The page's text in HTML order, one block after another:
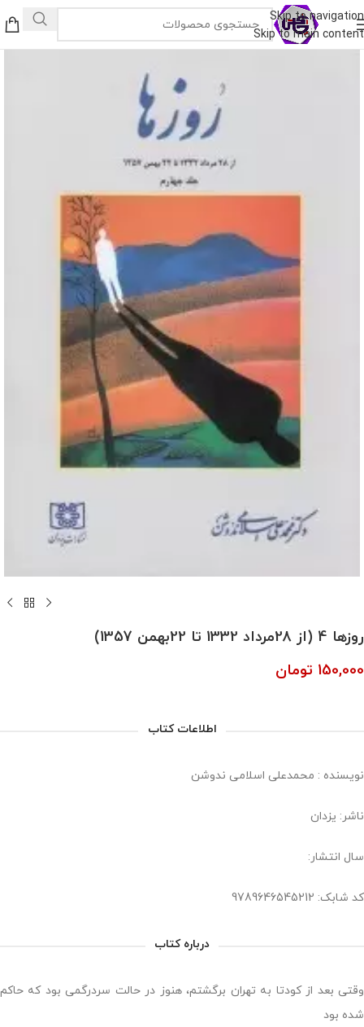
Skip to navigation
Skip to main content
روزها 4 (از 28مرداد 1332 تا 22بهمن 1357)
150,000 تومان
اطلاعات کتاب
نویسنده : محمدعلی اسلامی ندوشن
ناشر: یزدان
سال انتشار:
کد شابک: 9789646545212
درباره کتاب
وقتی بعد از کودتا به تهران برگشتم، هنوز در حالت سردرگمی بود که حاکم
شده بود